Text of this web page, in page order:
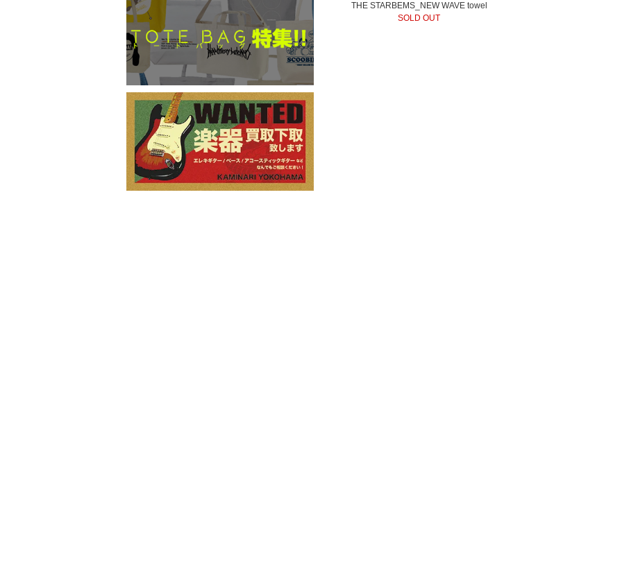
THE STARBEMS_NEW WAVE towel
SOLD OUT